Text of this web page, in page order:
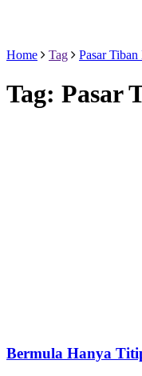
Home Tag Pasar Tiban
Tag: Pasar
Bermula Hanya